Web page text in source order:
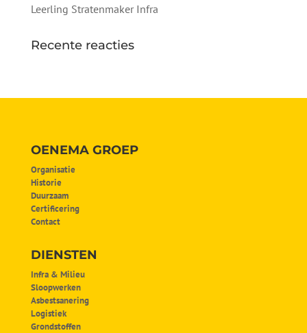
Leerling Stratenmaker Infra
Recente reacties
OENEMA GROEP
Organisatie
Historie
Duurzaam
Certificering
Contact
DIENSTEN
Infra & Milieu
Sloopwerken
Asbestsanering
Logistiek
Grondstoffen